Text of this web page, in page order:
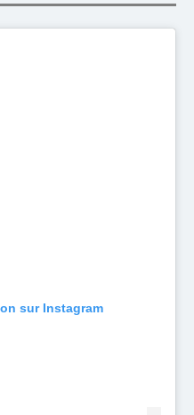
sur Instagram